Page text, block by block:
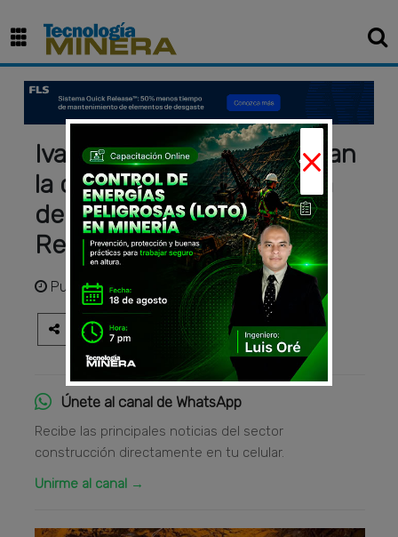
Ivanhoe y Gecamines inician
la construcción de la mina
de zinc de Kipushi en la
República del Congo
Publicadohace 3 años
Únete al canal de WhatsApp
Recibe las principales noticias del sector
construcción directamente en tu celular.
Unirme al canal →
×